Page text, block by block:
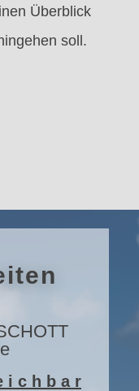
Überblick
soll.
c h b a r